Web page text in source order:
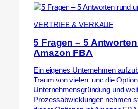
VERTRIEB & VERKAUF
5 Fragen – 5
Amazon FBA
Ein eigenes Unternehmen
Traum von vielen, und die
Unternehmensgründung und
Prozessabwicklungen nehmen